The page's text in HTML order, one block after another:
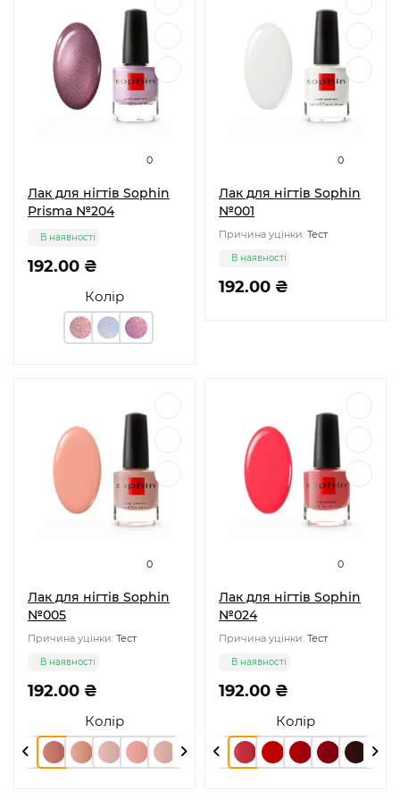
0
Лак для нігтів Sophin
Prisma №204
Колір
192.00 ₴
В наявності
0
Лак для нігтів Sophin
№001
Причина уцінки: Тест
192.00 ₴
В наявності
0
Лак для нігтів Sophin
№005
Причина уцінки: Тест
Колір
192.00 ₴
В наявності
0
Лак для нігтів Sophin
№024
Причина уцінки: Тест
Колір
192.00 ₴
В наявності